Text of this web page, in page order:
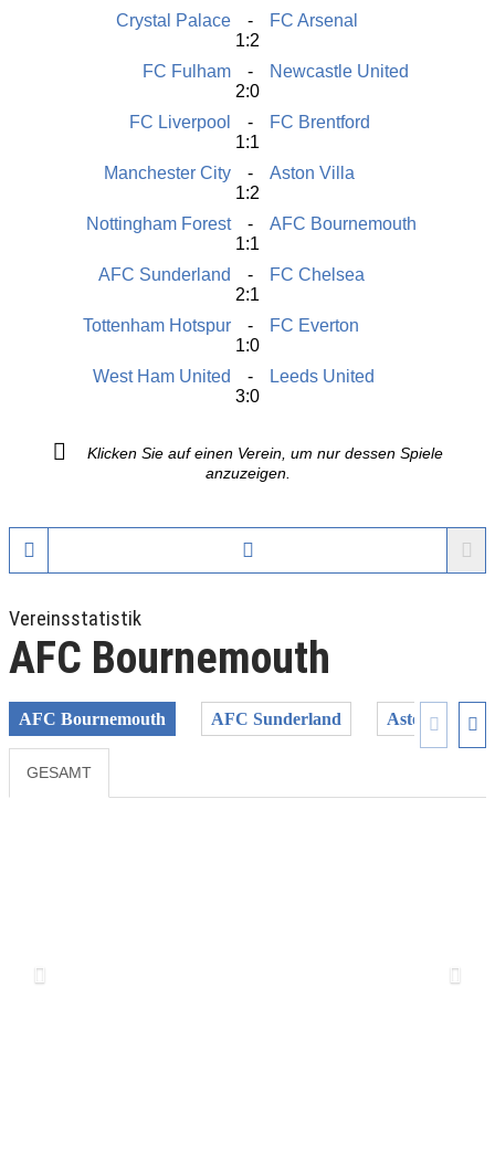
Crystal Palace
FC Arsenal
1:2
FC Fulham
Newcastle United
2:0
FC Liverpool
FC Brentford
1:1
Manchester City
Aston Villa
1:2
Nottingham Forest
AFC Bournemouth
1:1
AFC Sunderland
FC Chelsea
2:1
Tottenham Hotspur
FC Everton
1:0
West Ham United
Leeds United
3:0
Klicken Sie auf einen Verein, um nur dessen Spiele
anzuzeigen.
Vereinsstatistik
AFC Bournemouth
AFC Bournemouth AFC Sunderland Aston Villa
GESAMT